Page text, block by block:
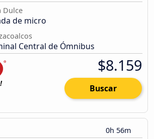
Dulce
de micro
Central de Ómnibus
$8.159
Buscar
0h 56m